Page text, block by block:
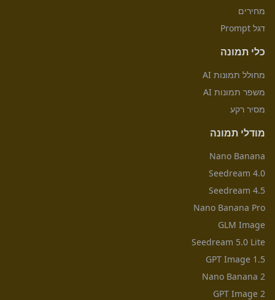
מחירים
דגל Prompt
כלי תמונה
מחולל תמונות AI
משפר תמונות AI
מסיר רקע
מודלי תמונה
Nano Banana
Seedream 4.0
Seedream 4.5
Nano Banana Pro
GLM Image
Seedream 5.0 Lite
GPT Image 1.5
Nano Banana 2
GPT Image 2